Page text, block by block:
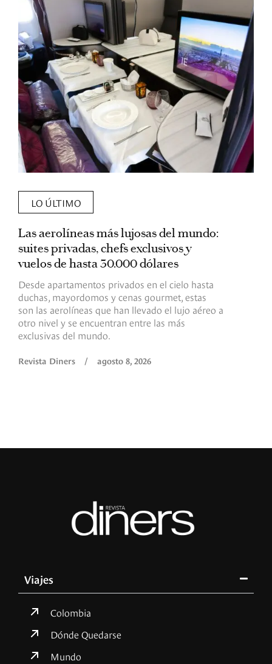
LO ÚLTIMO
Las aerolíneas más lujosas del mundo:
suites privadas, chefs exclusivos y
vuelos de hasta 30.000 dólares
Desde apartamentos privados en el cielo hasta
duchas, mayordomos y cenas gourmet, estas
son las aerolíneas que han llevado el lujo aéreo a
otro nivel y se encuentran entre las más
exclusivas del mundo.
Revista Diners / agosto 8, 2026
Viajes
Colombia
Dónde Quedarse
Mundo